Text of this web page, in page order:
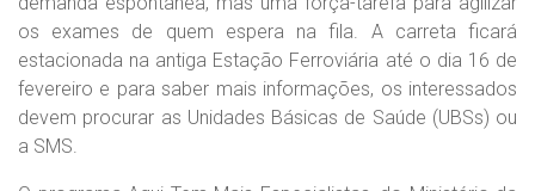
os exames de quem espera na fila. A carreta ficará
estacionada na antiga Estação Ferroviária até o dia 16 de
fevereiro e para saber mais informações, os interessados
devem procurar as Unidades Básicas de Saúde (UBSs) ou
a SMS.